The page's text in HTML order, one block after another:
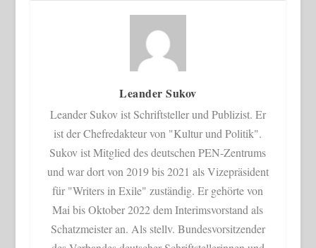
Leander Sukov
Leander Sukov ist Schriftsteller und Publizist. Er
ist der Chefredakteur von "Kultur und Politik".
Sukov ist Mitglied des deutschen PEN-Zentrums
und war dort von 2019 bis 2021 als Vizepräsident
für "Writers in Exile" zuständig. Er gehörte von
Mai bis Oktober 2022 dem Interimsvorstand als
Schatzmeister an. Als stellv. Bundesvorsitzender